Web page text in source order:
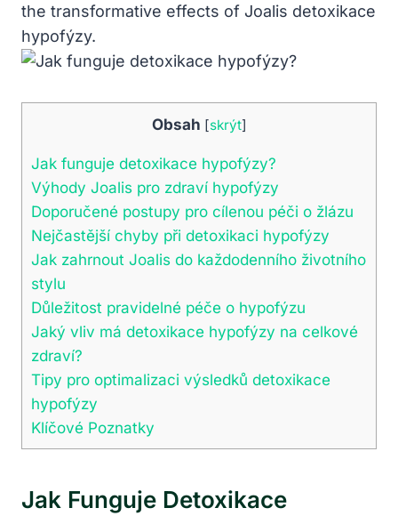
the transformative effects of Joalis detoxikace
hypofýzy.
Obsah [skrýt]
Jak funguje detoxikace hypofýzy?
Výhody Joalis pro zdraví hypofýzy
Doporučené postupy pro cílenou péči o žlázu
Nejčastější chyby při detoxikaci hypofýzy
Jak zahrnout Joalis do každodenního životního
stylu
Důležitost pravidelné péče o hypofýzu
Jaký vliv má detoxikace hypofýzy na celkové
zdraví?
Tipy pro optimalizaci výsledků detoxikace
hypofýzy
Klíčové Poznatky
Jak Funguje Detoxikace